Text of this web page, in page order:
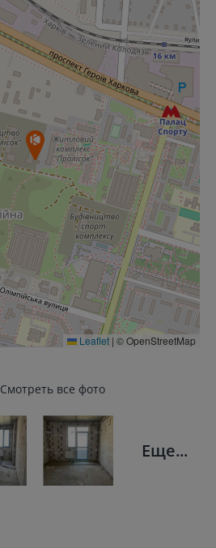
Leaflet | © OpenStreetMap
Смотреть все фото
Еще...